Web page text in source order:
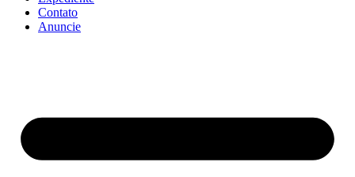
Contato
Anuncie